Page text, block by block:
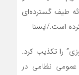
طیف گسترده‌ای
است./ایسنا
را تکذیب کرد.
نظامی در